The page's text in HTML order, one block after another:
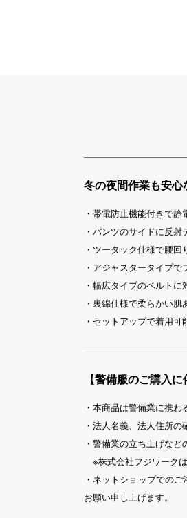
冬の夜間作業も安心
・帯電防止機能付きで静
・パンツのサイドに反
・ツータック仕様で腰
・アジャスタータイプ
・幅広タイプのベルトに
・裏綿仕様で柔らかい肌
・セットアップで着用可
【警備服のご購入に
・本商品は警備業に携わ
・法人名義、法人住所
・警備業の立ち上げなど
※株式会社フジワークは
・ネットショップでの
お願い申し上げます。